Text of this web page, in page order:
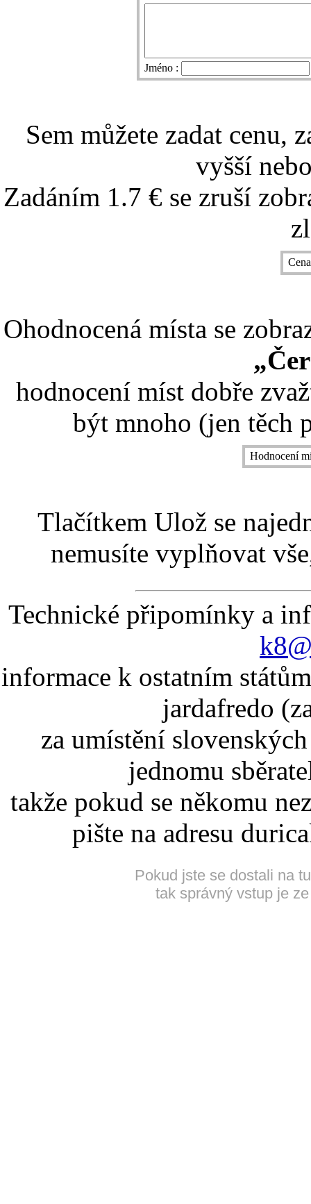
Jméno :
Sem můžete zadat cenu,
vyšší
Zadáním 1.7 € se zruší
Ohodnocená místa se
hodnocení míst dobře
být mnoho (jen těch
Hodnocení
Tlačítkem Ulož se
nemusíte vyplňovat
Technické připomínky a
informace k ostatním
jardafredo
za umístění
jednomu
takže pokud se někomu
pište na adresu
Pokud jste se dostali na
tak správný vstup je